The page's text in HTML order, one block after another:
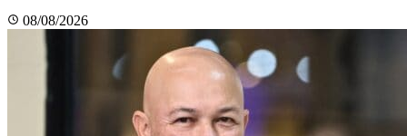
08/08/2026